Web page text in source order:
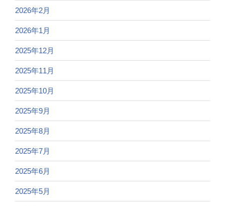
2026年2月
2026年1月
2025年12月
2025年11月
2025年10月
2025年9月
2025年8月
2025年7月
2025年6月
2025年5月